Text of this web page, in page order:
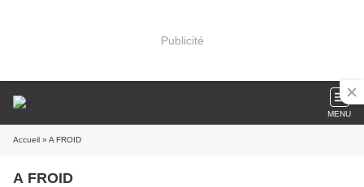
Publicité
MENU
Accueil » A FROID
A FROID